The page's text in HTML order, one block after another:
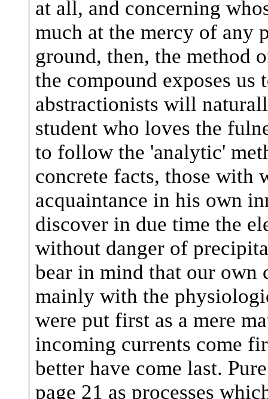
at all, and concerning
much at the mercy of any
ground, then, the method
the compound exposes
abstractionists will
student who loves the
to follow the 'analytic'
concrete facts, those with
acquaintance in his own
discover in due time the
without danger of
bear in mind that our own
mainly with the
were put first as a mere
incoming currents come
better have come last.
page 21 as processes